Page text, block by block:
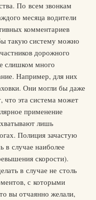
По всем звонкам
месяца водители
комментариев
такую систему можно
дорожного
слишком много
Например, для них
Они могли бы даже
что эта система может
применение
лишь
Полиция зачастую
случае наиболее
скорости).
в случае не столь
с которыми
вы отчаянно желали,